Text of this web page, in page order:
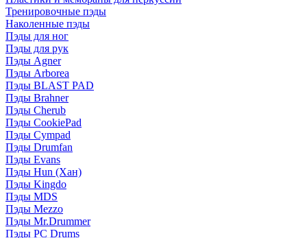
Тренировочные пэды
Наколенные пэды
Пэды для ног
Пэды для рук
Пэды Agner
Пэды Arborea
Пэды BLAST PAD
Пэды Brahner
Пэды Cherub
Пэды CookiePad
Пэды Cympad
Пэды Drumfan
Пэды Evans
Пэды Hun (Хан)
Пэды Kingdo
Пэды MDS
Пэды Mezzo
Пэды Mr.Drummer
Пэды PC Drums